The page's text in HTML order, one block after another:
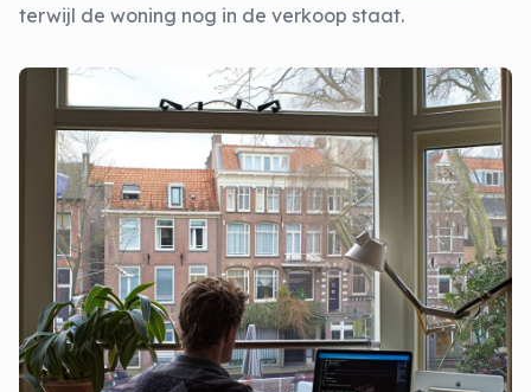
terwijl de woning nog in de verkoop staat.